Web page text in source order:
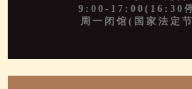
9:00-17:00(16:30
周一闭馆(国家法定